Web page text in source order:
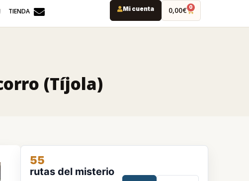
TIENDA Mi cuenta 0,00€ 0
(Tíjola)
55
rutas del misterio